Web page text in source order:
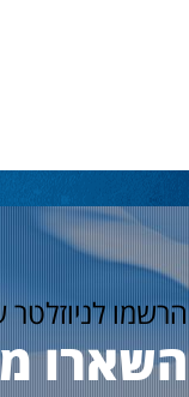
הרשמו לניוזלטר
השארו